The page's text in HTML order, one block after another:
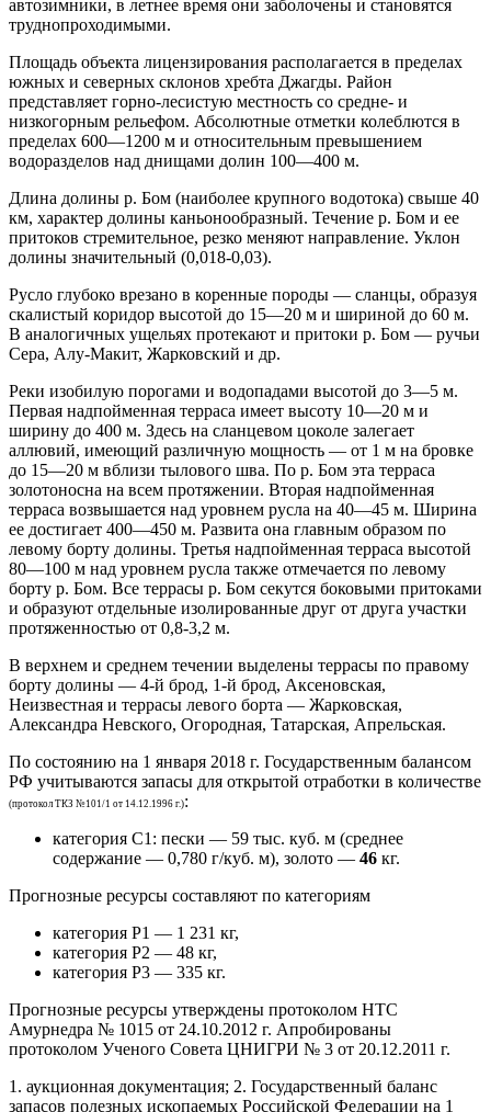
автозимники, в летнее время они заболочены и становятся
труднопроходимыми.
Площадь объекта лицензирования располагается в пределах
южных и северных склонов хребта Джагды. Район
представляет горно-лесистую местность со средне- и
низкогорным рельефом. Абсолютные отметки колеблются в
пределах 600—1200 м и относительным превышением
водоразделов над днищами долин 100—400 м.
Длина долины р. Бом (наиболее крупного водотока) свыше 40
км, характер долины каньонообразный. Течение р. Бом и ее
притоков стремительное, резко меняют направление. Уклон
долины значительный (0,018-0,03).
Русло глубоко врезано в коренные породы — сланцы, образуя
скалистый коридор высотой до 15—20 м и шириной до 60 м.
В аналогичных ущельях протекают и притоки р. Бом — ручьи
Сера, Алу-Макит, Жарковский и др.
Реки изобилую порогами и водопадами высотой до 3—5 м.
Первая надпойменная терраса имеет высоту 10—20 м и
ширину до 400 м. Здесь на сланцевом цоколе залегает
аллювий, имеющий различную мощность — от 1 м на бровке
до 15—20 м вблизи тылового шва. По р. Бом эта терраса
золотоносна на всем протяжении. Вторая надпойменная
терраса возвышается над уровнем русла на 40—45 м. Ширина
ее достигает 400—450 м. Развита она главным образом по
левому борту долины. Третья надпойменная терраса высотой
80—100 м над уровнем русла также отмечается по левому
борту р. Бом. Все террасы р. Бом секутся боковыми притоками
и образуют отдельные изолированные друг от друга участки
протяженностью от 0,8-3,2 м.
В верхнем и среднем течении выделены террасы по правому
борту долины — 4-й брод, 1-й брод, Аксеновская,
Неизвестная и террасы левого борта — Жарковская,
Александра Невского, Огородная, Татарская, Апрельская.
По состоянию на 1 января 2018 г. Государственным балансом
РФ учитываются запасы для открытой отработки в количестве
(протокол ТКЗ №101/1 от 14.12.1996 г.):
категория С1: пески — 59 тыс. куб. м (среднее
содержание — 0,780 г/куб. м), золото — 46 кг.
Прогнозные ресурсы составляют по категориям
категория Р1 — 1 231 кг,
категория Р2 — 48 кг,
категория Р3 — 335 кг.
Прогнозные ресурсы утверждены протоколом НТС
Амурнедра № 1015 от 24.10.2012 г. Апробированы
протоколом Ученого Совета ЦНИГРИ № 3 от 20.12.2011 г.
1. аукционная документация; 2. Государственный баланс
запасов полезных ископаемых Российской Федерации на 1